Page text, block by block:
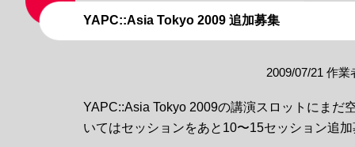
YAPC::Asia Tokyo 2009 追加募集
2009/07/21 作業
YAPC::Asia Tokyo 2009の講演スロットにまだ
いてはセッションをあと10〜15セッション追